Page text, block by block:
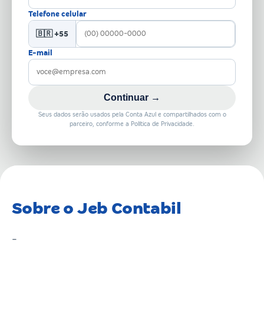
Telefone celular
🇧🇷 +55
E-mail
Continuar →
Seus dados serão usados pela Conta Azul e compartilhados com o
parceiro, conforme a Política de Privacidade.
Sobre o Jeb Contabil
-